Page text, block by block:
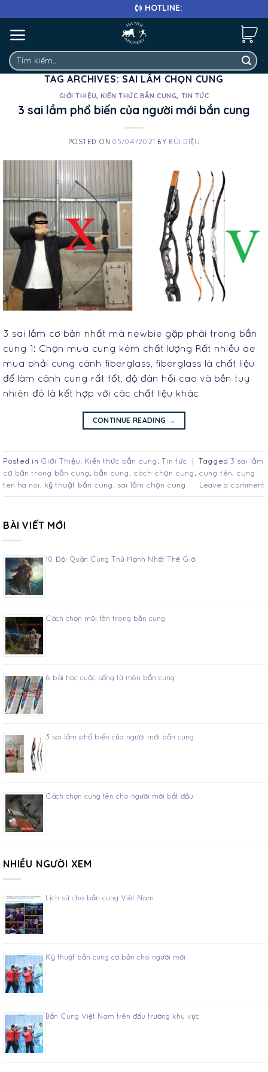
to
content
HOTLINE: 0911 682 663
Tìm
kiếm:
TAG ARCHIVES:SAI LẦM CHỌN CUNG
GIỚI THIỆU,KIẾN THỨC BẮN CUNG, TIN TỨC
3 sai lầm phổ biến của người mới bắn cung
POSTED ON05/04/2021 BY BÙI DIỆU
3 sai lầm cơ bản nhất mà newbie gặp phải trong bắn
cung 1: Chọn mua cung kém chất lượng Rất nhiều ae
mua phải cung cánh fiberglass, fiberglass là chất liệu
để làm cánh cung rất tốt, độ đàn hồi cao và bền tuy
nhiên đó là kết hợp với các chất liệu khác
CONTINUE READING →
Posted in Giới Thiệu, Kiến thức bắn cung , Tin tức | Tagged 3 sai lầm
cơ bản trong bắn cung , bắn cung , cách chọn cung , cung tên, cung
ten ha noi , kỹ thuật bắn cung , sai lầm chọn cung Leave a comment
BÀI VIẾT MỚI
10 Đội Quân Cung Thủ Mạnh Nhất Thế Giới
Cách chọn mũi tên trong bắn cung
6 bài học cuộc sống từ môn bắn cung
3 sai lầm phổ biến của người mới bắn cung
Cách chọn cung tên cho người mới bắt đầu
NHIỀU NGƯỜI XEM
Lịch sử cho bắn cung Việt Nam
Kỹ thuật bắn cung cơ bản cho người mới
Bắn Cung Việt Nam trên đấu trường khu vực